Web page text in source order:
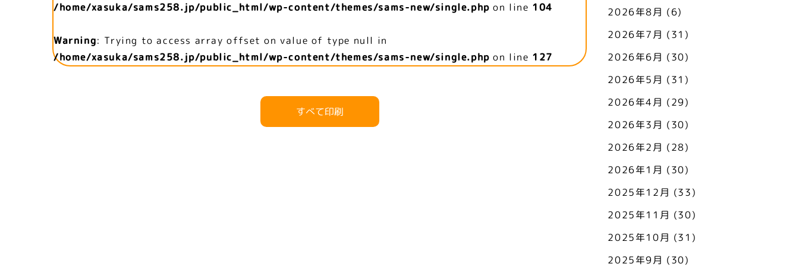
/home/xasuka/sams258.jp/public_html/wp-content/themes/sams-new/single.php on line 104
Warning: Trying to access array offset on value of type null in
/home/xasuka/sams258.jp/public_html/wp-content/themes/sams-new/single.php on line 127
すべて印刷
2026年8月 (6)
2026年7月 (31)
2026年6月 (30)
2026年5月 (31)
2026年4月 (29)
2026年3月 (30)
2026年2月 (28)
2026年1月 (30)
2025年12月 (33)
2025年11月 (30)
2025年10月 (31)
2025年9月 (30)